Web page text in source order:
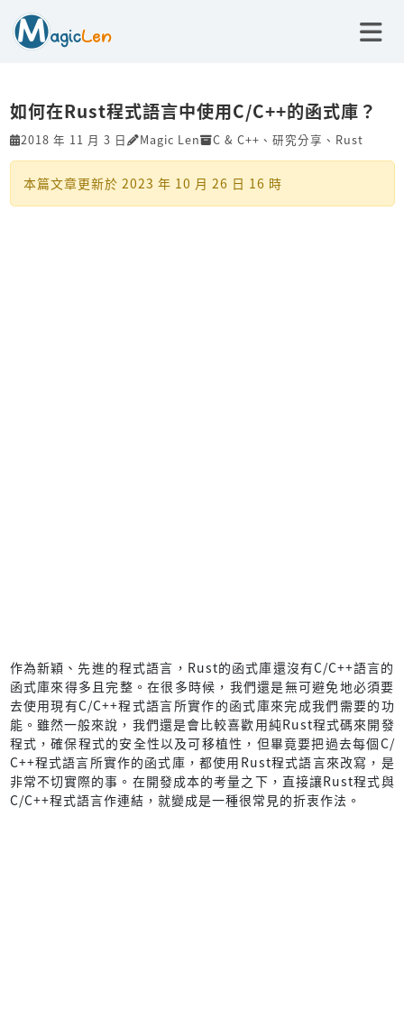
如何在Rust程式語言中使用C/C++的函式庫？
2018 年 11 月 3 日 Magic Len C & C++ 、 研究分享 、 Rust
本篇文章更新於 2023 年 10 月 26 日 16 時
作為新穎、先進的程式語言，Rust的函式庫還沒有C/C++語言的
函式庫來得多且完整。在很多時候，我們還是無可避免地必須要
去使用現有C/C++程式語言所實作的函式庫來完成我們需要的功
能。雖然一般來說，我們還是會比較喜歡用純Rust程式碼來開發
程式，確保程式的安全性以及可移植性，但畢竟要把過去每個C/
C++程式語言所實作的函式庫，都使用Rust程式語言來改寫，是
非常不切實際的事。在開發成本的考量之下，直接讓Rust程式與
C/C++程式語言作連結，就變成是一種很常見的折衷作法。